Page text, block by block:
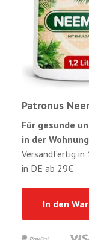
Patronus
Für gesunde
in der
Versandfertig in
in DE ab 29€
In den